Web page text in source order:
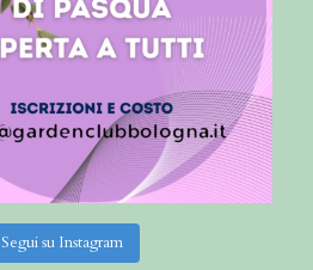
Segui su Instagram